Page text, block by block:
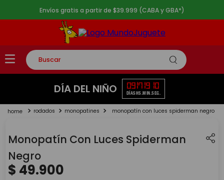
Envíos gratis a partir de $39.999 (CABA y GBA*)
Buscar
TÉRMINOS MÁS BUSCADOS
2.
lego
monopatin
5. toy story
DÍA DEL NIÑO 09
DÍAS
17
HS.
19
MIN.
10
SEG.
rodados monopatines monopatín con luces spiderman negro
Monopatín Con Luces Spiderman
Negro
$ 49.900